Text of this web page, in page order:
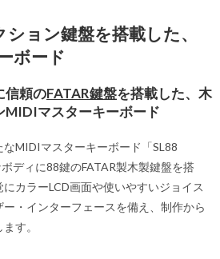
ョン鍵盤を搭載した、
ボード
信頼のFATAR鍵盤を搭載した、木
MIDIマスターキーボード
MIDIマスターキーボード「SL88
ディに88鍵のFATAR製木製鍵盤を搭
カラーLCD画面や使いやすいジョイス
・インターフェースを備え、制作から
す。